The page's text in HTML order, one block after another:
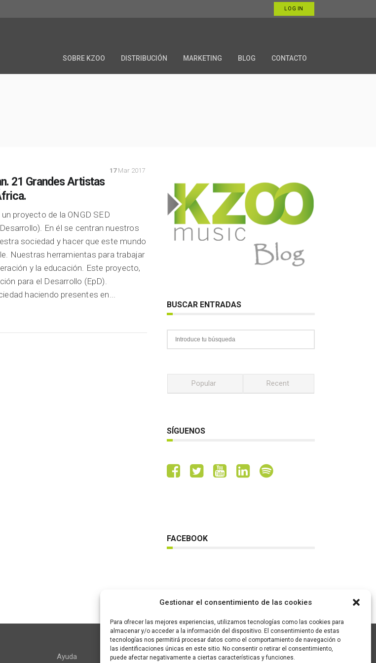
Gestionar el consentimiento de las cookies
Para ofrecer las mejores experiencias, utilizamos tecnologías como las cookies para
almacenar y/o acceder a la información del dispositivo. El consentimiento de estas
tecnologías nos permitirá procesar datos como el comportamiento de navegación o
las identificaciones únicas en este sitio. No consentir o retirar el consentimiento,
puede afectar negativamente a ciertas características y funciones.
LOG IN
SOBRE KZOO DISTRIBUCIÓN MARKETING BLOG CONTACTO
17 Mar 2017
21 Grandes Artistas
proyecto de la ONGD SED
En él se centran nuestros
sociedad y hacer que este mundo
Nuestras herramientas para trabajar
y la educación. Este proyecto,
para el Desarrollo (EpD).
haciendo presentes en...
BUSCAR ENTRADAS
Popular Recent
SÍGUENOS
FACEBOOK
Ayuda C/ Pallars 65, 2º 4ª